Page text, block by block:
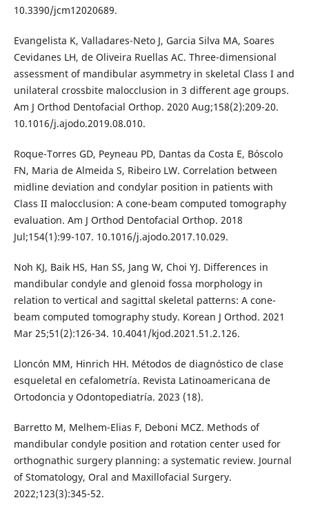
10.3390/jcm12020689.
Evangelista K, Valladares-Neto J, Garcia Silva MA, Soares
Cevidanes LH, de Oliveira Ruellas AC. Three-dimensional
assessment of mandibular asymmetry in skeletal Class I and
unilateral crossbite malocclusion in 3 different age groups.
Am J Orthod Dentofacial Orthop. 2020 Aug;158(2):209-20.
10.1016/j.ajodo.2019.08.010.
Roque-Torres GD, Peyneau PD, Dantas da Costa E, Bóscolo
FN, Maria de Almeida S, Ribeiro LW. Correlation between
midline deviation and condylar position in patients with
Class II malocclusion: A cone-beam computed tomography
evaluation. Am J Orthod Dentofacial Orthop. 2018
Jul;154(1):99-107. 10.1016/j.ajodo.2017.10.029.
Noh KJ, Baik HS, Han SS, Jang W, Choi YJ. Differences in
mandibular condyle and glenoid fossa morphology in
relation to vertical and sagittal skeletal patterns: A cone-
beam computed tomography study. Korean J Orthod. 2021
Mar 25;51(2):126-34. 10.4041/kjod.2021.51.2.126.
Lloncón MM, Hinrich HH. Métodos de diagnóstico de clase
esqueletal en cefalometría. Revista Latinoamericana de
Ortodoncia y Odontopediatría. 2023 (18).
Barretto M, Melhem-Elias F, Deboni MCZ. Methods of
mandibular condyle position and rotation center used for
orthognathic surgery planning: a systematic review. Journal
of Stomatology, Oral and Maxillofacial Surgery.
2022;123(3):345-52.